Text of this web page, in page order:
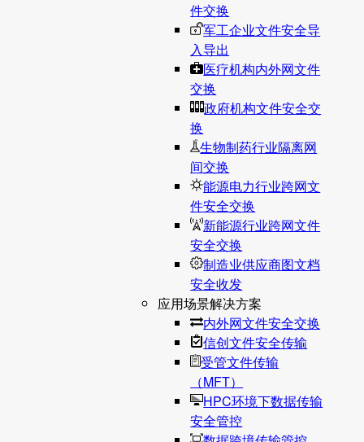
件交换
军工企业文件安全导
入导出
医疗机构内外网文件
交换
政府机构文件安全交
换
生物制药行业隔离网
间交换
能源电力行业跨网文
件安全交换
新能源行业跨网文件
安全交换
制造业供应商图文档
安全收发
应用场景解决方案
内外网文件安全交换
信创文件安全传输
受管文件传输
（MFT）
HPC环境下数据传输
安全管控